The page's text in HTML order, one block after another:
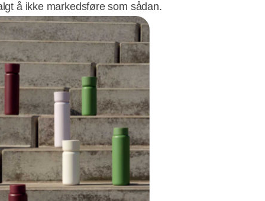
å ikke markedsføre som sådan.